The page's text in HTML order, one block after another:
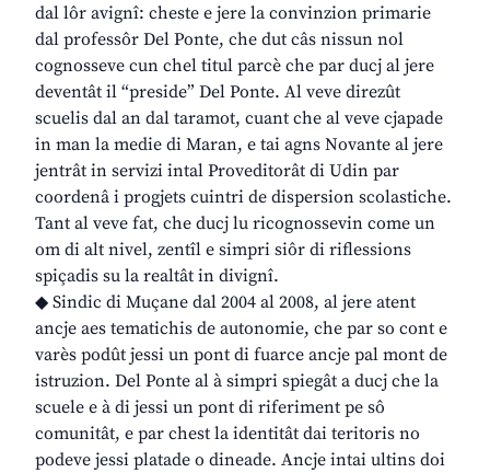
dal lôr avignî: cheste e jere la convinzion primarie
dal professôr Del Ponte, che dut câs nissun nol
cognosseve cun chel titul parcè che par ducj al jere
deventât il “preside” Del Ponte. Al veve direzût
scuelis dal an dal taramot, cuant che al veve cjapade
in man la medie di Maran, e tai agns Novante al jere
jentrât in servizi intal Proveditorât di Udin par
coordenâ i progjets cuintri de dispersion scolastiche.
Tant al veve fat, che ducj lu ricognossevin come un
om di alt nivel, zentîl e simpri siôr di riflessions
spiçadis su la realtât in divignî.
◆ Sindic di Muçane dal 2004 al 2008, al jere atent
ancje aes tematichis de autonomie, che par so cont e
varès podût jessi un pont di fuarce ancje pal mont de
istruzion. Del Ponte al à simpri spiegât a ducj che la
scuele e à di jessi un pont di riferiment pe sô
comunitât, e par chest la identitât dai teritoris no
podeve jessi platade o dineade. Ancje intai ultins doi